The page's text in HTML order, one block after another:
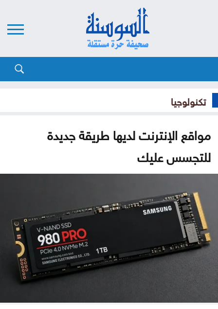
تكنولوجيا
مواقع الإنترنت لديها طريقة جديدة
للتجسس عليك